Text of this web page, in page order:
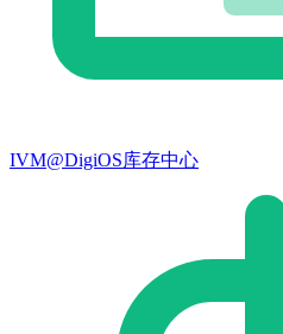
IVM@DigiOS库存中心